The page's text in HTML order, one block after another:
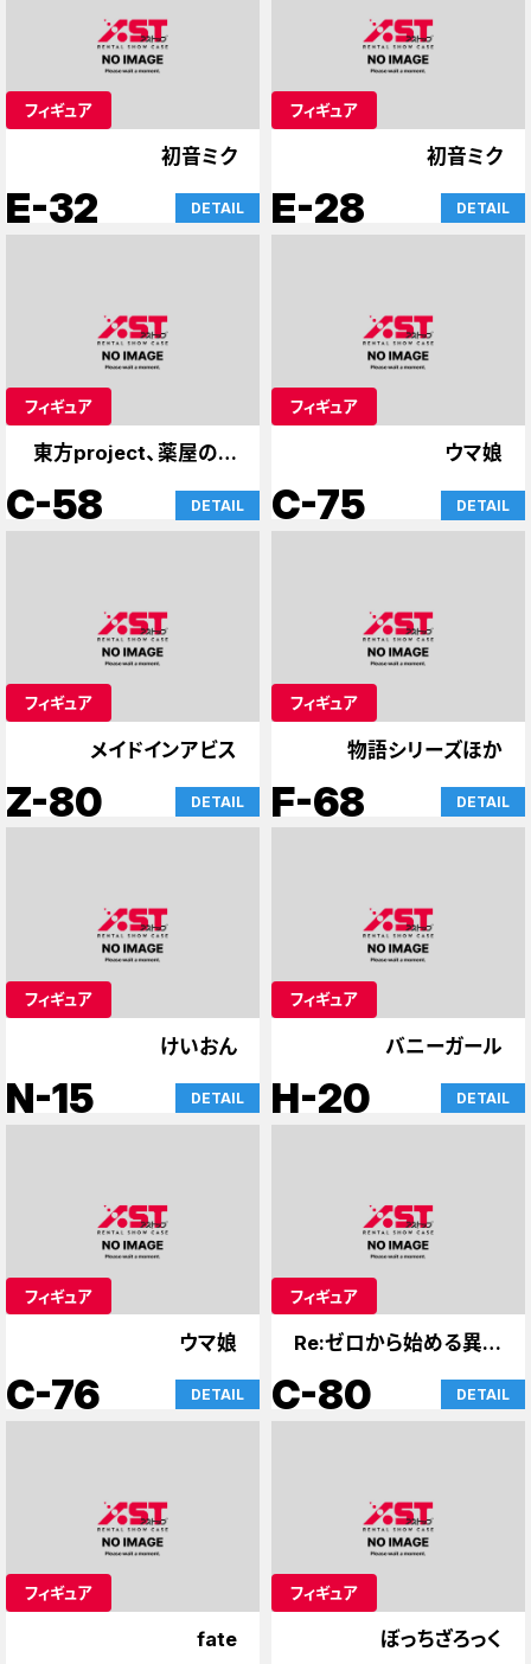
フィギュア
初音ミク
E-32 DETAIL
フィギュア
初音ミク
E-28 DETAIL
フィギュア
東方project、薬屋のひ
とりごと
C-58 DETAIL
フィギュア
ウマ娘
C-75 DETAIL
フィギュア
メイドインアビス
Z-80 DETAIL
フィギュア
物語シリーズほか
F-68 DETAIL
フィギュア
けいおん
N-15 DETAIL
フィギュア
バニーガール
H-20 DETAIL
フィギュア
ウマ娘
C-76 DETAIL
フィギュア
Re:ゼロから始める異世
界生活
C-80 DETAIL
フィギュア
fate
フィギュア
ぼっちざろっく